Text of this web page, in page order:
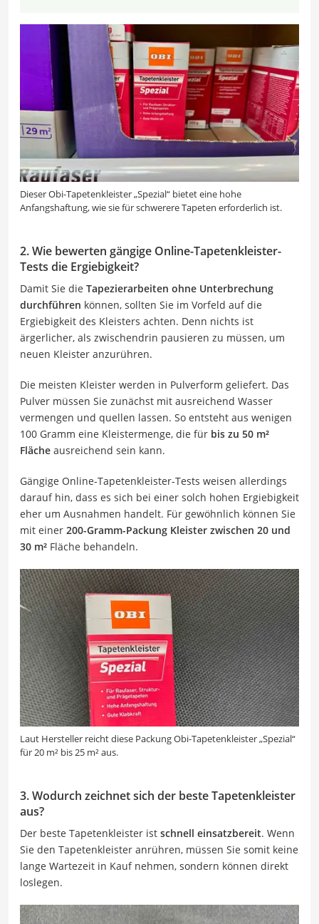
Dieser Obi-Tapetenkleister „Spezial“ bietet eine hohe
Anfangshaftung, wie sie für schwerere Tapeten erforderlich ist.
2. Wie bewerten gängige Online-Tapetenkleister-
Tests die Ergiebigkeit?
Damit Sie die Tapezierarbeiten ohne Unterbrechung
durchführen können, sollten Sie im Vorfeld auf die
Ergiebigkeit des Kleisters achten. Denn nichts ist
ärgerlicher, als zwischendrin pausieren zu müssen, um
neuen Kleister anzurühren.
Die meisten Kleister werden in Pulverform geliefert. Das
Pulver müssen Sie zunächst mit ausreichend Wasser
vermengen und quellen lassen. So entsteht aus wenigen
100 Gramm eine Kleistermenge, die für bis zu 50 m²
Fläche ausreichend sein kann.
Gängige Online-Tapetenkleister-Tests weisen allerdings
darauf hin, dass es sich bei einer solch hohen Ergiebigkeit
eher um Ausnahmen handelt. Für gewöhnlich können Sie
mit einer 200-Gramm-Packung Kleister zwischen 20 und
30 m² Fläche behandeln.
Laut Hersteller reicht diese Packung Obi-Tapetenkleister „Spezial“
für 20 m² bis 25 m² aus.
3. Wodurch zeichnet sich der beste Tapetenkleister
aus?
Der beste Tapetenkleister ist schnell einsatzbereit. Wenn
Sie den Tapetenkleister anrühren, müssen Sie somit keine
lange Wartezeit in Kauf nehmen, sondern können direkt
loslegen.